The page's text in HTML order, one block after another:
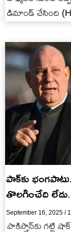
డిమాండ్ చేసింది
పాక్‌కు
తొల‌గించేది
September 16, 2025 /
పాకిస్తాన్‌కు గ‌ట్టి